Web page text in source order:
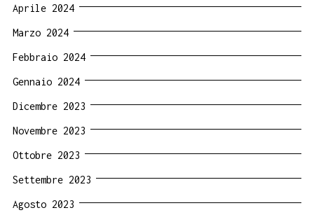
Aprile 2024
Marzo 2024
Febbraio 2024
Gennaio 2024
Dicembre 2023
Novembre 2023
Ottobre 2023
Settembre 2023
Agosto 2023